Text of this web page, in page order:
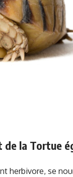
la Tortue
herbivore, se